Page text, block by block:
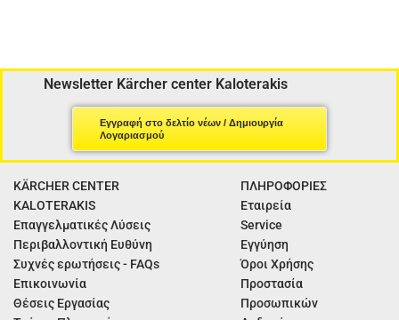
Newsletter Kärcher center Kaloterakis
Εγγραφή στο δελτίο νέων / Δημιουργία
Λογαριασμού
KÄRCHER CENTER
KALOTERAKIS
Επαγγελματικές Λύσεις
Περιβαλλοντική Ευθύνη
Συχνές ερωτήσεις - FAQs
Επικοινωνία
Θέσεις Εργασίας
ΠΛΗΡΟΦΟΡΙΕΣ
Εταιρεία
Service
Εγγύηση
Όροι Χρήσης
Προστασία
Προσωπικών